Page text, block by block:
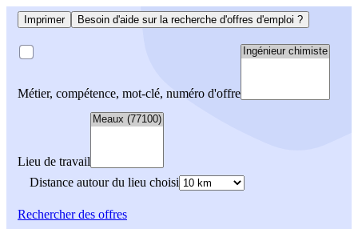
Imprimer Besoin d'aide sur la recherche d'offres d'emploi ?
Métier, compétence, mot-clé, numéro d'offre
Lieu de travail
Distance autour du lieu choisi
Rechercherdes offres